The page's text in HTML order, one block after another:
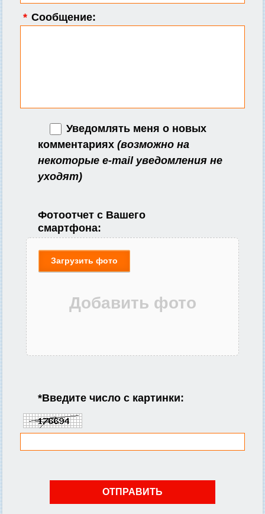
* Сообщение:
Уведомлять меня о новых
комментариях (возможно на
некоторые e-mail уведомления не
уходят)
Фотоотчет с Вашего
смартфона:
Загрузить фото
*Введите число с картинки: